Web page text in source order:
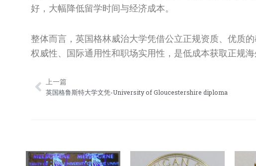
好，大幅降低留学时间与经济成本。
整体而言，英国格林威治大学凭借公立正规资质、优质
权威性、国际通用性和职场实用性，是低成本获取正规
Prev
上一篇
英国格鲁斯特大学文凭-University of Gloucestershire diploma